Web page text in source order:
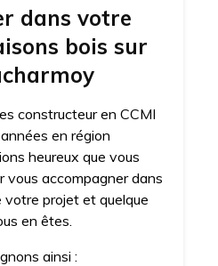
dans votre
bois sur
constructeur en CCMI
en région
heureux que vous
vous accompagner dans
projet et quelque
en êtes.
ainsi :